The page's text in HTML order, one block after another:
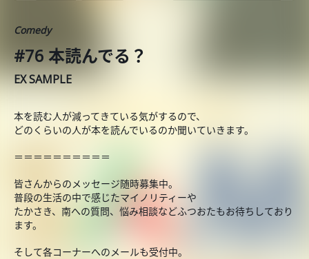
Comedy
#76 本読んでる？
EX SAMPLE
本を読む人が減ってきている気がするので、
どのくらいの人が本を読んでいるのか聞いていきます。
＝＝＝＝＝＝＝＝＝＝
皆さんからのメッセージ随時募集中。
普段の生活の中で感じたマイノリティーや
たかさき、南への質問、悩み相談などふつおたもお待ちしており
ます。
そして各コーナーへのメールも受付中。